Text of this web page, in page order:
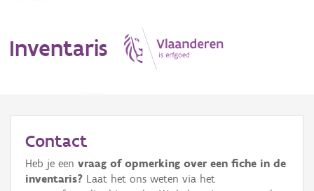
Inventaris
Erfgoedobject
Contact
Heb je een vraag of opmerking over een fiche in de
inventaris? Laat het ons weten via het